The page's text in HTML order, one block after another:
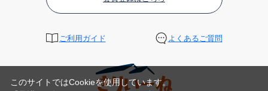
ご利用ガイド よくあるご質問
このサイトではCookieを使用しています。